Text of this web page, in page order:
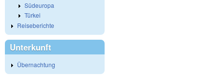
Südeuropa
Türkei
Reiseberichte
Unterkunft
Übernachtung